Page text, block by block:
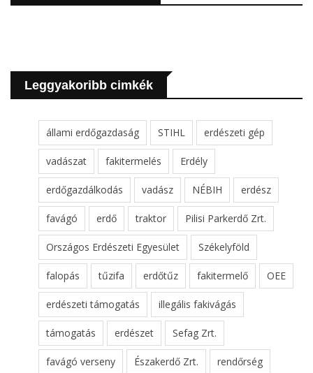
Leggyakoribb cimkék
állami erdőgazdaság STIHL erdészeti gép
vadászat fakitermelés Erdély
erdőgazdálkodás vadász NÉBIH erdész
favágó erdő traktor Pilisi Parkerdő Zrt.
Országos Erdészeti Egyesület Székelyföld
falopás tűzifa erdőtűz fakitermelő OEE
erdészeti támogatás illegális fakivágás
támogatás erdészet Sefag Zrt.
favágó verseny Északerdő Zrt. rendőrség